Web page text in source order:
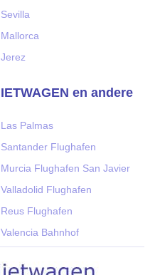
Sevilla
Mallorca
Jerez
en andere
Las Palmas
Santander Flughafen
Murcia Flughafen San Javier
Valladolid Flughafen
Reus Flughafen
Valencia Bahnhof